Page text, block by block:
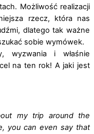
Możliwość realizacji
rzecz, która nas
dlatego tak ważne
sobie wymówek.
wyzwania i właśnie
na ten rok! A jaki jest
my trip around the
you can even say that